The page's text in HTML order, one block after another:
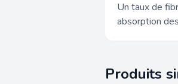
Un taux de
absorption
Produits